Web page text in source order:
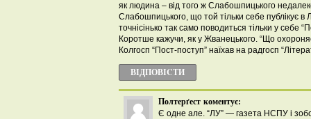
як людина – від того ж Слабошпицького
Слабошпицького, що той тільки себе публікує
точнісінько так само поводиться тільки у себе
Коротше кажучи, як у Жванецького. “Що
Колгосп “Пост-поступ” наїхав на радгосп
ВІДПОВІCТИ
Полтерґест коментує:
Є одне але. “ЛУ” — газета НСПУ і